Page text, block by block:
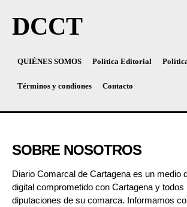
DCCT
QUIÉNES SOMOS Política Editorial
Términos y condiones Contacto
SOBRE NOSOTROS
Diario Comarcal de Cartagena es un medio
digital comprometido con Cartagena y
diputaciones de su comarca. Informamos